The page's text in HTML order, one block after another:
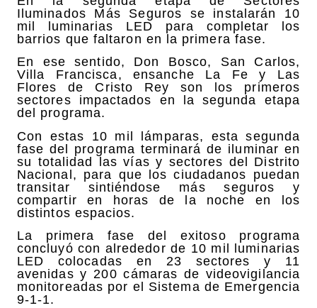
Iluminados Más Seguros se instalarán 10
mil luminarias LED para completar los
barrios que faltaron en la primera fase.
En ese sentido, Don Bosco, San Carlos,
Villa Francisca, ensanche La Fe y Las
Flores de Cristo Rey son los primeros
sectores impactados en la segunda etapa
del programa.
Con estas 10 mil lámparas, esta segunda
fase del programa terminará de iluminar en
su totalidad las vías y sectores del Distrito
Nacional, para que los ciudadanos puedan
transitar sintiéndose más seguros y
compartir en horas de la noche en los
distintos espacios.
La primera fase del exitoso programa
concluyó con alrededor de 10 mil luminarias
LED colocadas en 23 sectores y 11
avenidas y 200 cámaras de videovigilancia
monitoreadas por el Sistema de Emergencia
9-1-1.